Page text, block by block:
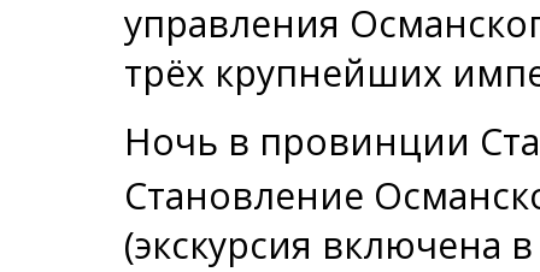
управления
трёх крупнейших
Ночь в провинции
Становление
(экскурсия включена